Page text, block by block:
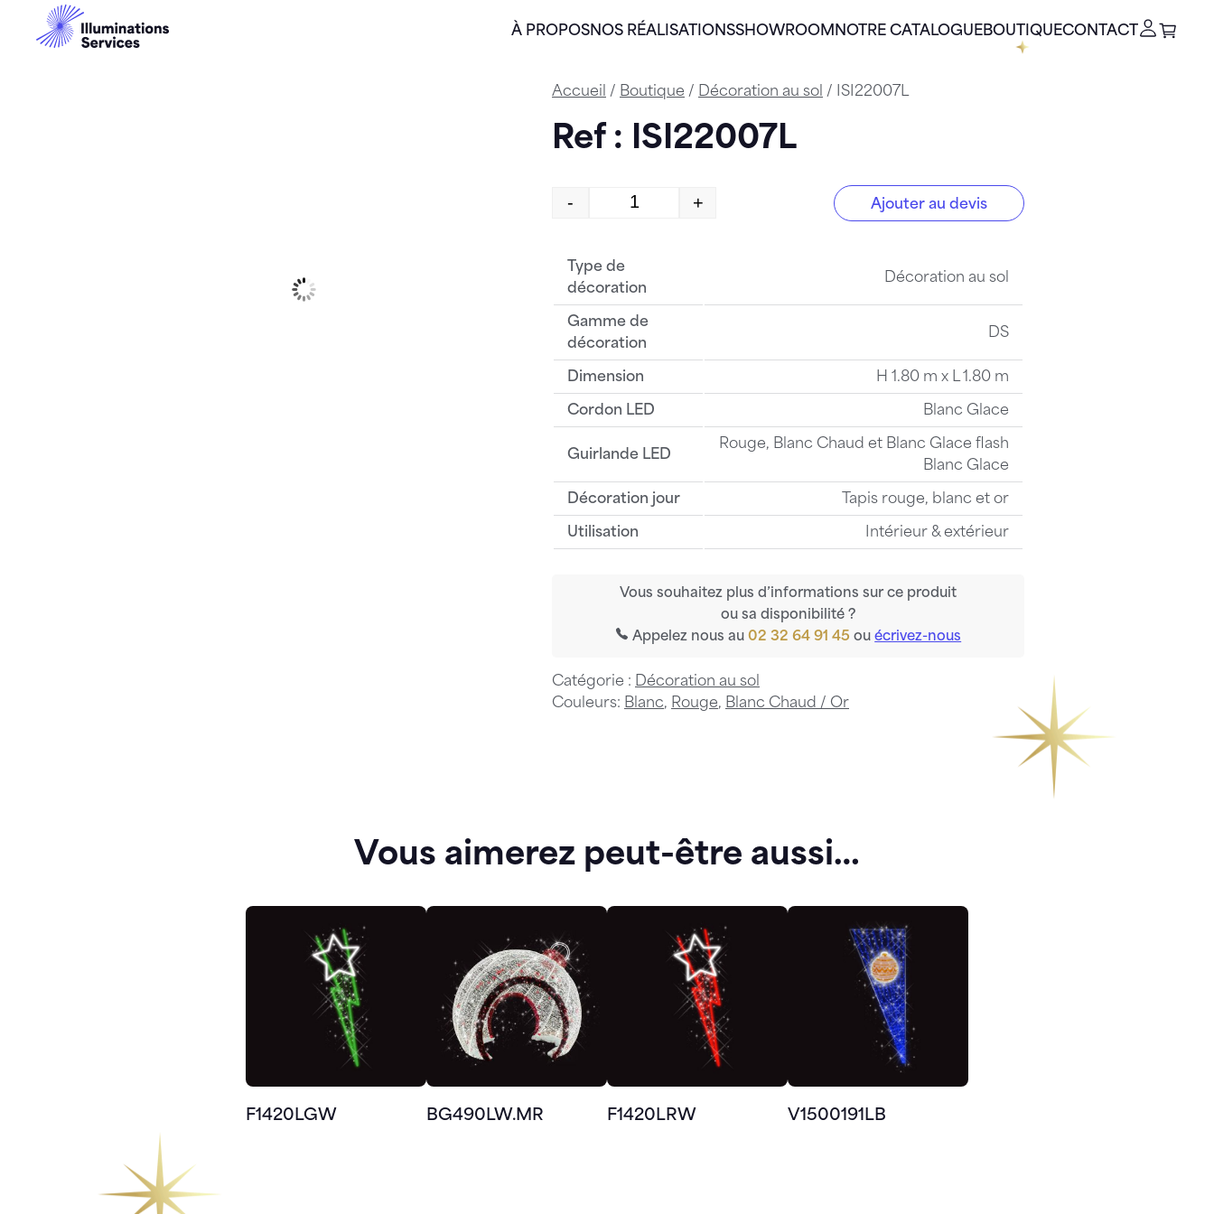
À PROPOSNOS RÉALISATIONSSHOWROOM NOTRE CATALOGUEBOUTIQUECONTACT
Accueil / Boutique / Décoration au sol / ISI22007L
Ref : ISI22007L
quantité de ISI22007L
- + Ajouter au devis
Type de
décoration
Décoration au sol
Gamme de
décoration
DS
Dimension H 1.80 m x L 1.80 m
Cordon LED Blanc Glace
Guirlande LED
Rouge, Blanc Chaud et Blanc Glace flash
Blanc Glace
Décoration jour Tapis rouge, blanc et or
Utilisation Intérieur & extérieur
Vous souhaitez plus d’informations sur ce produit
ou sa disponibilité ?
Appelez nous au02 32 64 91 45 ouécrivez-nous
Catégorie : Décoration au sol
Couleurs: Blanc, Rouge, Blanc Chaud / Or
Vous aimerez peut-être aussi…
F1420LGW BG490LW.MR F1420LRW V1500191LB